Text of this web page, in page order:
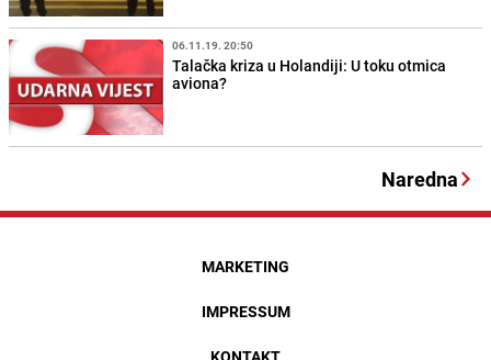
06.11.19. 20:50
Talačka kriza u Holandiji: U toku otmica
aviona?
Naredna
MARKETING
IMPRESSUM